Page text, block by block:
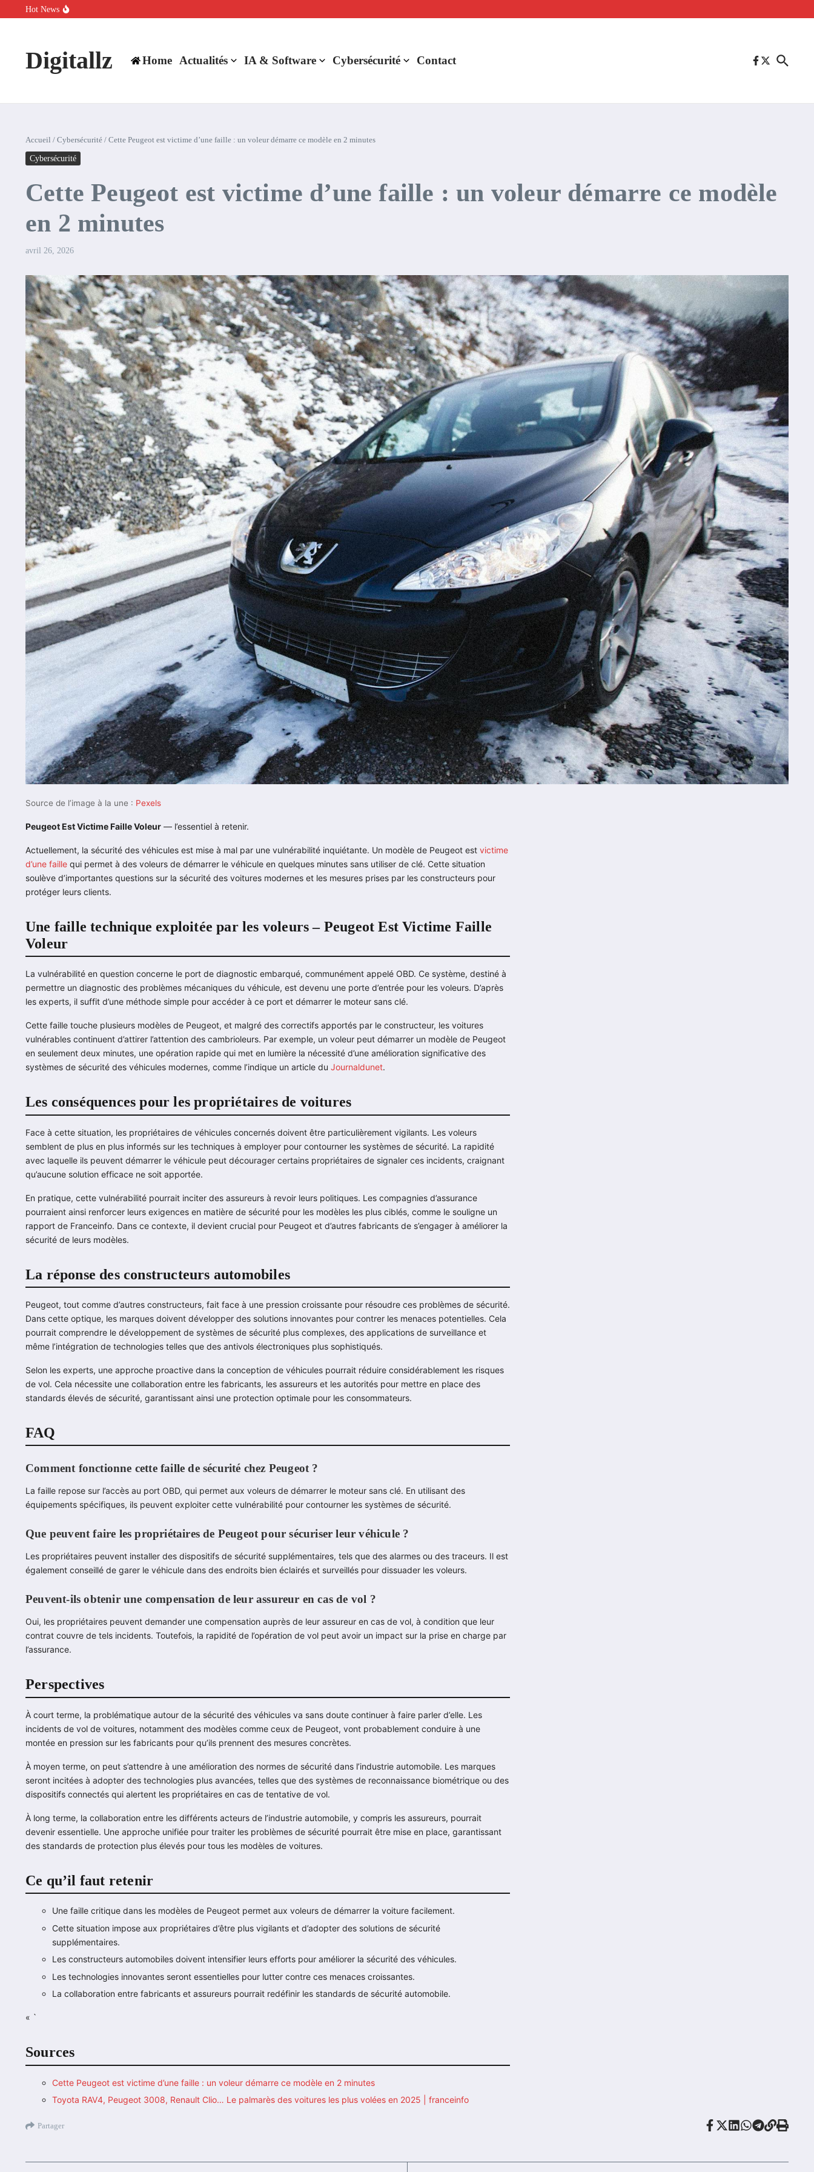
Aller au contenu
Hot News
Comment l’IA simplifie la data de caisse pour la transformer en levier de rentabilité ?
Digitallz Home Actualités IA & Software Cybersécurité Contact
Accueil / Cybersécurité / Cette Peugeot est victime d’une faille : un voleur démarre ce modèle en 2 minutes
Cybersécurité
Cette Peugeot est victime d’une faille : un voleur démarre ce modèle
en 2 minutes
avril 26, 2026
Source de l’image à la une : Pexels
Peugeot Est Victime Faille Voleur — l’essentiel à retenir.
Actuellement, la sécurité des véhicules est mise à mal par une vulnérabilité inquiétante. Un modèle de Peugeot est victime
d’une faille qui permet à des voleurs de démarrer le véhicule en quelques minutes sans utiliser de clé. Cette situation
soulève d’importantes questions sur la sécurité des voitures modernes et les mesures prises par les constructeurs pour
protéger leurs clients.
Une faille technique exploitée par les voleurs – Peugeot Est Victime Faille
Voleur
La vulnérabilité en question concerne le port de diagnostic embarqué, communément appelé OBD. Ce système, destiné à
permettre un diagnostic des problèmes mécaniques du véhicule, est devenu une porte d’entrée pour les voleurs. D’après
les experts, il suffit d’une méthode simple pour accéder à ce port et démarrer le moteur sans clé.
Cette faille touche plusieurs modèles de Peugeot, et malgré des correctifs apportés par le constructeur, les voitures
vulnérables continuent d’attirer l’attention des cambrioleurs. Par exemple, un voleur peut démarrer un modèle de Peugeot
en seulement deux minutes, une opération rapide qui met en lumière la nécessité d’une amélioration significative des
systèmes de sécurité des véhicules modernes, comme l’indique un article du Journaldunet.
Les conséquences pour les propriétaires de voitures
Face à cette situation, les propriétaires de véhicules concernés doivent être particulièrement vigilants. Les voleurs
semblent de plus en plus informés sur les techniques à employer pour contourner les systèmes de sécurité. La rapidité
avec laquelle ils peuvent démarrer le véhicule peut décourager certains propriétaires de signaler ces incidents, craignant
qu’aucune solution efficace ne soit apportée.
En pratique, cette vulnérabilité pourrait inciter des assureurs à revoir leurs politiques. Les compagnies d’assurance
pourraient ainsi renforcer leurs exigences en matière de sécurité pour les modèles les plus ciblés, comme le souligne un
rapport de Franceinfo. Dans ce contexte, il devient crucial pour Peugeot et d’autres fabricants de s’engager à améliorer la
sécurité de leurs modèles.
La réponse des constructeurs automobiles
Peugeot, tout comme d’autres constructeurs, fait face à une pression croissante pour résoudre ces problèmes de sécurité.
Dans cette optique, les marques doivent développer des solutions innovantes pour contrer les menaces potentielles. Cela
pourrait comprendre le développement de systèmes de sécurité plus complexes, des applications de surveillance et
même l’intégration de technologies telles que des antivols électroniques plus sophistiqués.
Selon les experts, une approche proactive dans la conception de véhicules pourrait réduire considérablement les risques
de vol. Cela nécessite une collaboration entre les fabricants, les assureurs et les autorités pour mettre en place des
standards élevés de sécurité, garantissant ainsi une protection optimale pour les consommateurs.
FAQ
Comment fonctionne cette faille de sécurité chez Peugeot ?
La faille repose sur l’accès au port OBD, qui permet aux voleurs de démarrer le moteur sans clé. En utilisant des
équipements spécifiques, ils peuvent exploiter cette vulnérabilité pour contourner les systèmes de sécurité.
Que peuvent faire les propriétaires de Peugeot pour sécuriser leur véhicule ?
Les propriétaires peuvent installer des dispositifs de sécurité supplémentaires, tels que des alarmes ou des traceurs. Il est
également conseillé de garer le véhicule dans des endroits bien éclairés et surveillés pour dissuader les voleurs.
Peuvent-ils obtenir une compensation de leur assureur en cas de vol ?
Oui, les propriétaires peuvent demander une compensation auprès de leur assureur en cas de vol, à condition que leur
contrat couvre de tels incidents. Toutefois, la rapidité de l’opération de vol peut avoir un impact sur la prise en charge par
l’assurance.
Perspectives
À court terme, la problématique autour de la sécurité des véhicules va sans doute continuer à faire parler d’elle. Les
incidents de vol de voitures, notamment des modèles comme ceux de Peugeot, vont probablement conduire à une
montée en pression sur les fabricants pour qu’ils prennent des mesures concrètes.
À moyen terme, on peut s’attendre à une amélioration des normes de sécurité dans l’industrie automobile. Les marques
seront incitées à adopter des technologies plus avancées, telles que des systèmes de reconnaissance biométrique ou des
dispositifs connectés qui alertent les propriétaires en cas de tentative de vol.
À long terme, la collaboration entre les différents acteurs de l’industrie automobile, y compris les assureurs, pourrait
devenir essentielle. Une approche unifiée pour traiter les problèmes de sécurité pourrait être mise en place, garantissant
des standards de protection plus élevés pour tous les modèles de voitures.
Ce qu’il faut retenir
Une faille critique dans les modèles de Peugeot permet aux voleurs de démarrer la voiture facilement.
Cette situation impose aux propriétaires d’être plus vigilants et d’adopter des solutions de sécurité
supplémentaires.
Les constructeurs automobiles doivent intensifier leurs efforts pour améliorer la sécurité des véhicules.
Les technologies innovantes seront essentielles pour lutter contre ces menaces croissantes.
La collaboration entre fabricants et assureurs pourrait redéfinir les standards de sécurité automobile.
« `
Sources
Cette Peugeot est victime d’une faille : un voleur démarre ce modèle en 2 minutes
Toyota RAV4, Peugeot 3008, Renault Clio… Le palmarès des voitures les plus volées en 2025 | franceinfo
Partager